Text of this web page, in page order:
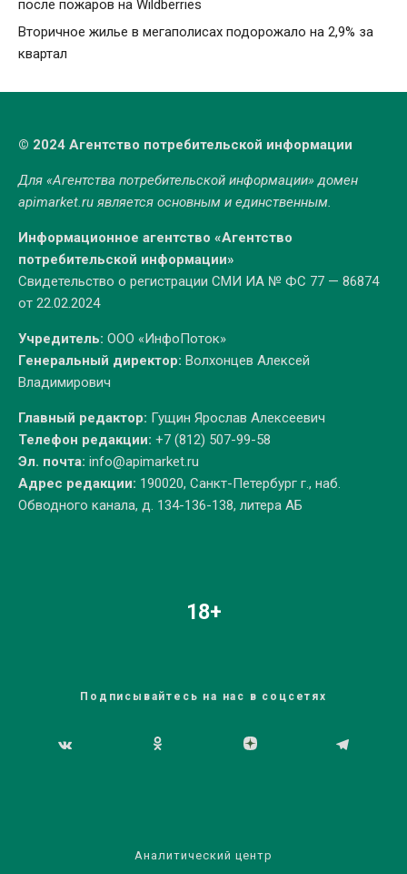
после пожаров на Wildberries
Вторичное жилье в мегаполисах подорожало на 2,9% за
квартал
© 2024 Агентство потребительской информации
Для «Агентства потребительской информации» домен
apimarket.ruявляется основным и единственным.
Информационное агентство «Агентство
потребительской информации»
Свидетельство о регистрации СМИ ИА № ФС 77 — 86874
от 22.02.2024
Учредитель: ООО «ИнфоПоток»
Генеральный директор: Волхонцев Алексей
Владимирович
Главный редактор: Гущин Ярослав Алексеевич
Телефон редакции: +7 (812) 507-99-58
Эл. почта: info@apimarket.ru
Адрес редакции: 190020, Санкт-Петербург г., наб.
Обводного канала, д. 134-136-138, литера АБ
18+
Подписывайтесь на нас в соцсетях
Аналитический центр